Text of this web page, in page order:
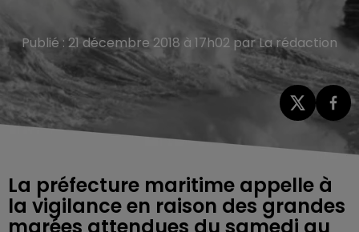
Publié : 21 décembre 2018 à 17h02 par La rédaction
La préfecture maritime appelle à
la vigilance en raison des grandes
marées attendues du samedi au